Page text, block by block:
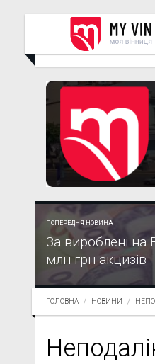
ПОПЕРЕДНЯ НОВИНА
За вироблені на
млн грн акцизів
ГОЛОВНА НОВИНИ